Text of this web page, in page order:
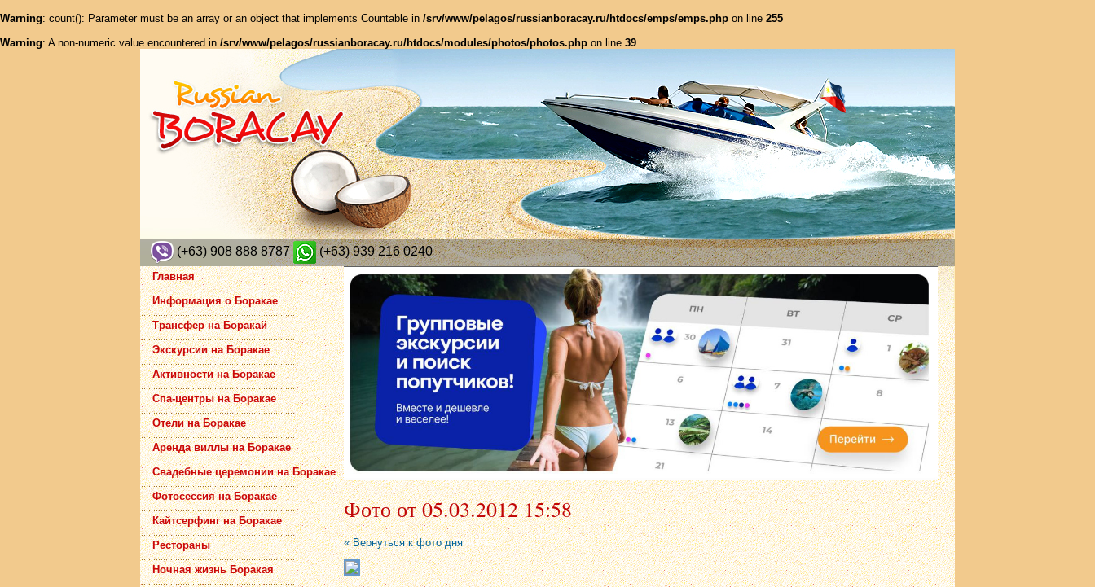
Warning: count(): Parameter must be an array or an object that implements Countable in /srv/www/pelagos/russianboracay.ru/htdocs/emps/emps.php on line 255
Warning: A non-numeric value encountered in /srv/www/pelagos/russianboracay.ru/htdocs/modules/photos/photos.php on line 39
(+63) 908 888 8787 (+63) 939 216 0240
Главная
Информация о Боракае
Трансфер на Боракай
Экскурсии на Боракае
Активности на Боракае
Спа-центры на Боракае
Отели на Боракае
Аренда виллы на Боракае
Свадебные церемонии на Боракае
Фотосессия на Боракае
Кайтсерфинг на Боракае
Рестораны
Ночная жизнь Боракая
Фото от 05.03.2012 15:58
« Вернуться к фото дня